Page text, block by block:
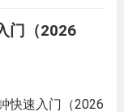
门（2026
快速入门（2026